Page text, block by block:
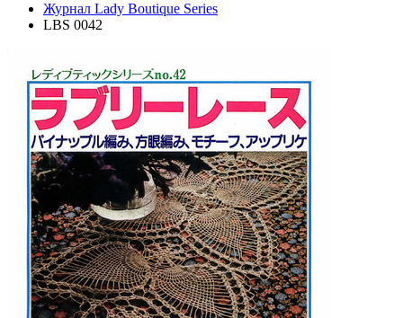
Журнал Lady Boutique Series
LBS 0042